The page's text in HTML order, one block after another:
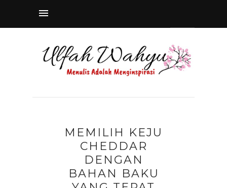
MEMILIH KEJU
CHEDDAR
DENGAN
BAHAN BAKU